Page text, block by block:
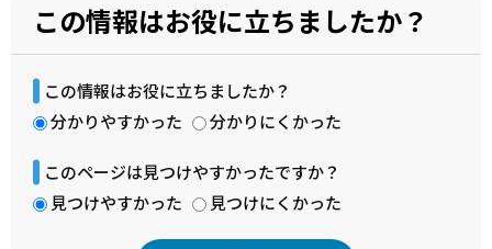
この情報はお役に立ちましたか？
この情報はお役に立ちましたか？
分かりやすかった
分かりにくかった
このページは見つけやすかったですか？
見つけやすかった
見つけにくかった